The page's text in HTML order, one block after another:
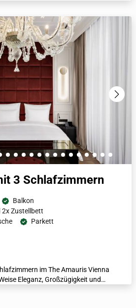
Aussicht ist diese großzügige Suite mit
dem italienischen Marmorbad
die sich direkt unter einem
der Inbegriff von Luxus. Luxuriöse
und eine Nespresso-
Gäste im wahren Wiener Luxus und
3 Schlafzimmern
Balkon
2x Zustellbett
Parkett
im The Amauris Vienna
Eleganz, Großzügigkeit und